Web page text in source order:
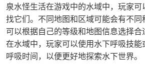
泉水怪生活在游戏中的水域中，玩家
找它们。不同地图和区域可能会有不
可以根据自己的等级和地图信息选择合
在水域中，玩家可以使用水下呼吸技
呼吸时间，以便更好地探索水下世界。